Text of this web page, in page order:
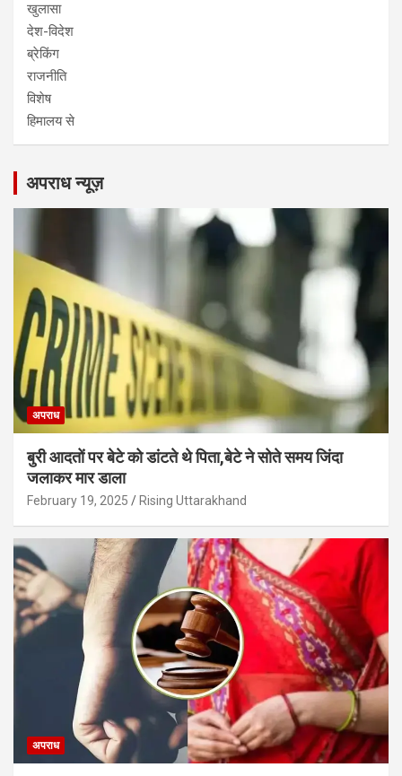
खुलासा
देश-विदेश
ब्रेकिंग
राजनीति
विशेष
हिमालय से
अपराध न्यूज़
अपराध
बुरी आदतों पर बेटे को डांटते थे पिता,बेटे ने सोते समय जिंदा
जलाकर मार डाला
February 19, 2025 Rising Uttarakhand
अपराध